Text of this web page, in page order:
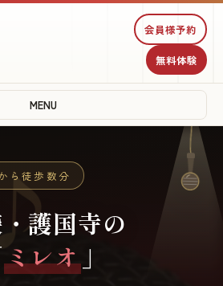
会員様予約
無料体験
MENU
ら徒歩数分
護国寺の
ミレオ 」